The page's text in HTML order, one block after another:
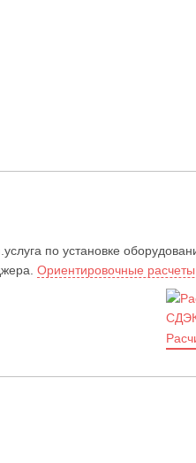
по установке
Ориентировочные